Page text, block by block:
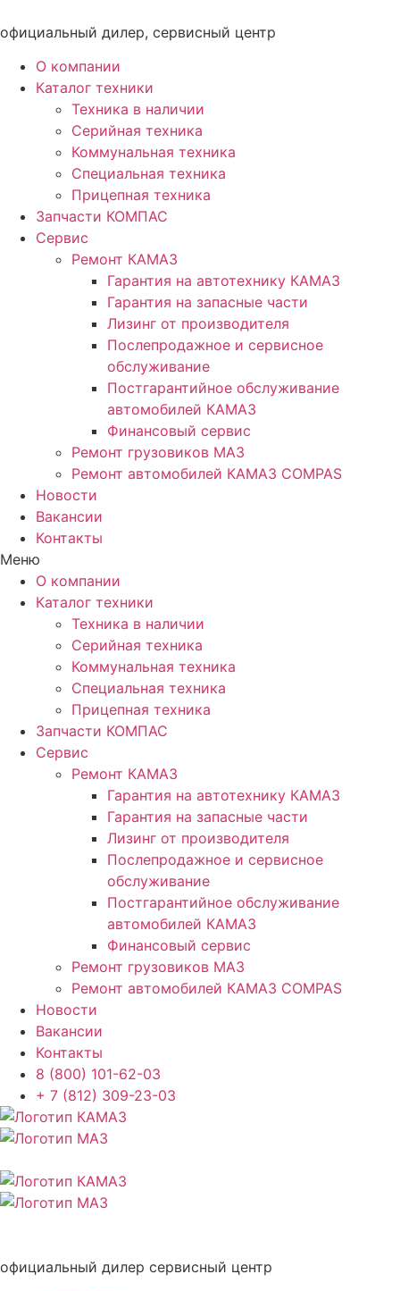
к
официальный дилер, сервисный центр
О компании
Каталог техники
Техника в наличии
Серийная техника
Коммунальная техника
Специальная техника
Прицепная техника
Запчасти КОМПАС
Сервис
Ремонт КАМАЗ
Гарантия на автотехнику КАМАЗ
Гарантия на запасные части
Лизинг от производителя
Послепродажное и сервисное
обслуживание
Постгарантийное обслуживание
автомобилей КАМАЗ
Финансовый сервис
Ремонт грузовиков МАЗ
Ремонт автомобилей КАМАЗ COMPAS
Новости
Вакансии
Контакты
Меню
О компании
Каталог техники
Техника в наличии
Серийная техника
Коммунальная техника
Специальная техника
Прицепная техника
Запчасти КОМПАС
Сервис
Ремонт КАМАЗ
Гарантия на автотехнику КАМАЗ
Гарантия на запасные части
Лизинг от производителя
Послепродажное и сервисное
обслуживание
Постгарантийное обслуживание
автомобилей КАМАЗ
Финансовый сервис
Ремонт грузовиков МАЗ
Ремонт автомобилей КАМАЗ COMPAS
Новости
Вакансии
Контакты
8 (800) 101-62-03
+ 7 (812) 309-23-03
официальный дилер сервисный центр